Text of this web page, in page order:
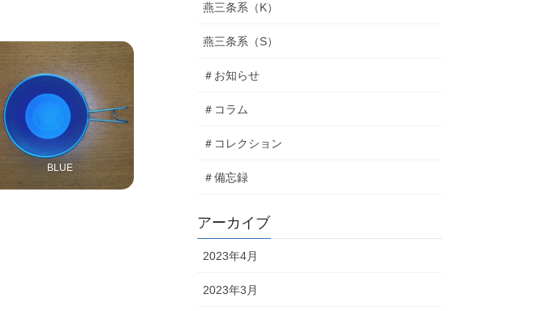
BLUE
燕三条系（K）
燕三条系（S）
＃お知らせ
＃コラム
＃コレクション
＃備忘録
アーカイブ
2023年4月
2023年3月